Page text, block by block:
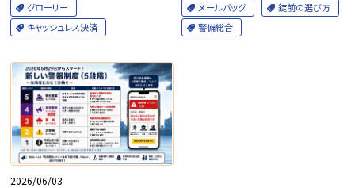
グローリー
キャッシュレス決済
メールバッグ
錠前の選び方
警備総合
2026/06/03